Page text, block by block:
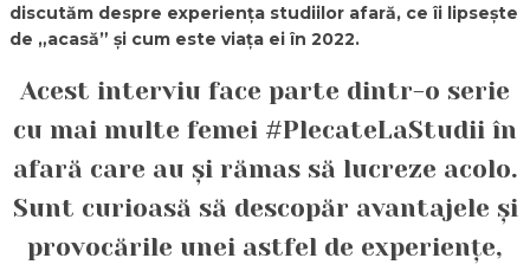
discutăm despre experiența studiilor afară, ce îi lipsește
de „acasă” și cum este viața ei în 2022.
Acest interviu face parte dintr-o serie
cu mai multe femei #PlecateLaStudii în
afară care au și rămas să lucreze acolo.
Sunt curioasă să descopăr avantajele și
provocările unei astfel de experiențe,